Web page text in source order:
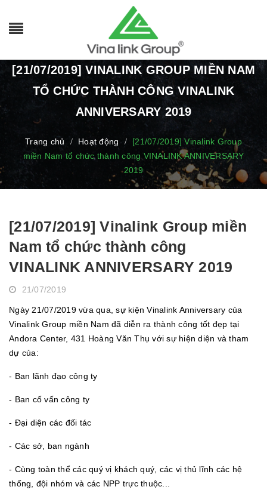
[21/07/2019] VINALINK GROUP MIỀN NAM
TỔ CHỨC THÀNH CÔNG VINALINK
ANNIVERSARY 2019
Trang chủ / Hoạt động /
[21/07/2019] Vinalink Group
miền Nam tổ chức thành công VINALINK ANNIVERSARY
2019
[21/07/2019] Vinalink Group miền
Nam tổ chức thành công
VINALINK ANNIVERSARY 2019
21/07/2019
Ngày 21/07/2019 vừa qua, sự kiện Vinalink Anniversary của
Vinalink Group miền Nam đã diễn ra thành công tốt đẹp tại
Andora Center, 431 Hoàng Văn Thụ với sự hiện diện và tham
dự của:
- Ban lãnh đạo công ty
- Ban cố vấn công ty
- Đại diện các đối tác
- Các sở, ban ngành
- Cùng toàn thể các quý vị khách quý, các vị thủ lĩnh các hệ
thống, đội nhóm và các NPP trực thuộc...